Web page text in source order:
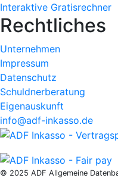
Interaktive Gratisrechner
Rechtliches
Unternehmen
Impressum
Datenschutz
Schuldnerberatung
Eigenauskunft
info@adf-inkasso.de
© 2025 ADF Allgemeine